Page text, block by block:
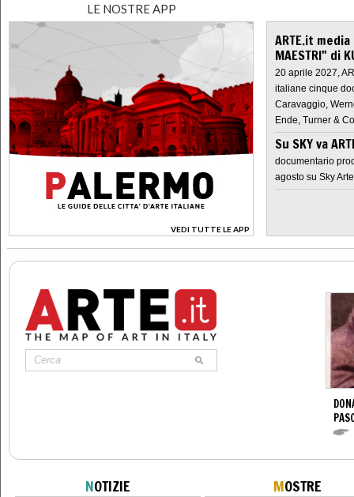
LE NOSTRE APP
VEDI TUTTE LE APP
>
ARTE.it
MAESTRI" di
20 aprile 2027,
italiane cinque
Caravaggio,
Ende, Turner &
Su SKY va
documentario
agosto su Sky Arte
NOTIZIE MOSTRE